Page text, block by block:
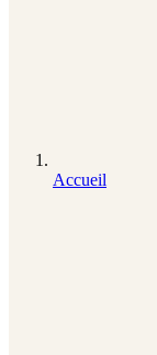
Accueil